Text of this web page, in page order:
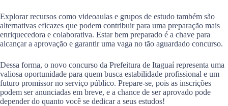
Explorar recursos como videoaulas e grupos de estudo também são
alternativas eficazes que podem contribuir para uma preparação mais
enriquecedora e colaborativa. Estar bem preparado é a chave para
alcançar a aprovação e garantir uma vaga no tão aguardado concurso.
Dessa forma, o novo concurso da Prefeitura de Itaguaí representa uma
valiosa oportunidade para quem busca estabilidade profissional e um
futuro promissor no serviço público. Prepare-se, pois as inscrições
podem ser anunciadas em breve, e a chance de ser aprovado pode
depender do quanto você se dedicar a seus estudos!